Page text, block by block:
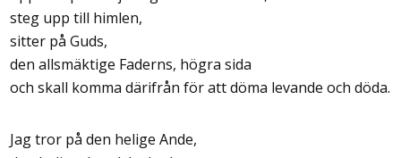
steg upp till himlen,
sitter på Guds,
den allsmäktige Faderns, högra sida
och skall komma därifrån för att döma levande och döda.
Jag tror på den helige Ande,